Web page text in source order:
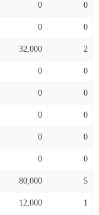
0 0
0 0
32,000 2
0 0
0 0
0 0
0 0
0 0
80,000 5
12,000 1